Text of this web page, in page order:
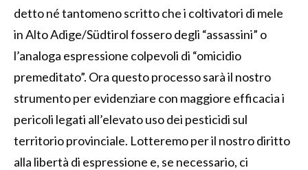
detto né tantomeno scritto che i coltivatori di mele
in Alto Adige/Südtirol fossero degli “assassini” o
l’analoga espressione colpevoli di “omicidio
premeditato”. Ora questo processo sarà il nostro
strumento per evidenziare con maggiore efficacia i
pericoli legati all’elevato uso dei pesticidi sul
territorio provinciale. Lotteremo per il nostro diritto
alla libertà di espressione e, se necessario, ci